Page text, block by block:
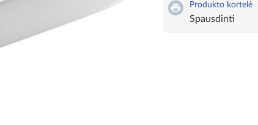
Produkto kortelė
Spausdinti